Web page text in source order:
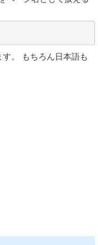
す。 もちろん日本語も